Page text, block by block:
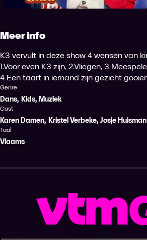
Meer info
K3 vervult in deze show 4 wensen van
1.Voor even K3 zijn, 2.Vliegen, 3
4 Een taart in iemand zijn gezicht
Genre
Dans, Kids, Muziek
Cast
Karen Damen, Kristel Verbeke, Josje Huisman
Taal
Vlaams